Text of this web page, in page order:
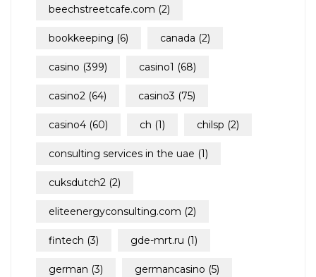
beechstreetcafe.com (2)
bookkeeping (6) canada (2)
casino (399) casino1 (68)
casino2 (64) casino3 (75)
casino4 (60) ch (1) chilsp (2)
consulting services in the uae (1)
cuksdutch2 (2)
eliteenergyconsulting.com (2)
fintech (3) gde-mrt.ru (1)
german (3) germancasino (5)